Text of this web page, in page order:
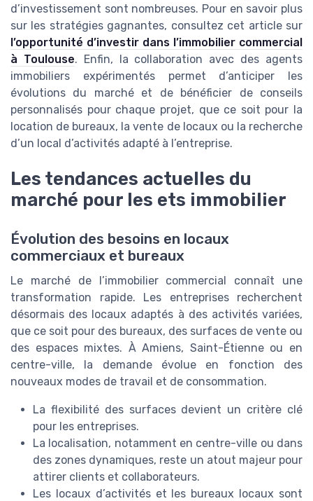
d’investissement sont nombreuses. Pour en savoir plus
sur les stratégies gagnantes, consultez cet article sur
l’opportunité d’investir dans l’immobilier commercial
à Toulouse. Enfin, la collaboration avec des agents
immobiliers expérimentés permet d’anticiper les
évolutions du marché et de bénéficier de conseils
personnalisés pour chaque projet, que ce soit pour la
location de bureaux, la vente de locaux ou la recherche
d’un local d’activités adapté à l’entreprise.
Les tendances actuelles du
marché pour les ets immobilier
Évolution des besoins en locaux
commerciaux et bureaux
Le marché de l’immobilier commercial connaît une
transformation rapide. Les entreprises recherchent
désormais des locaux adaptés à des activités variées,
que ce soit pour des bureaux, des surfaces de vente ou
des espaces mixtes. À Amiens, Saint-Étienne ou en
centre-ville, la demande évolue en fonction des
nouveaux modes de travail et de consommation.
La flexibilité des surfaces devient un critère clé
pour les entreprises.
La localisation, notamment en centre-ville ou dans
des zones dynamiques, reste un atout majeur pour
attirer clients et collaborateurs.
Les locaux d’activités et les bureaux locaux sont